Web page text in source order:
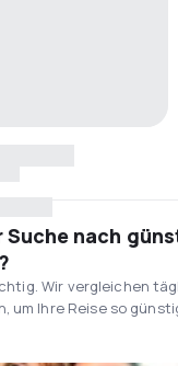
Suche nach
Wir vergleichen
um Ihre Reise so